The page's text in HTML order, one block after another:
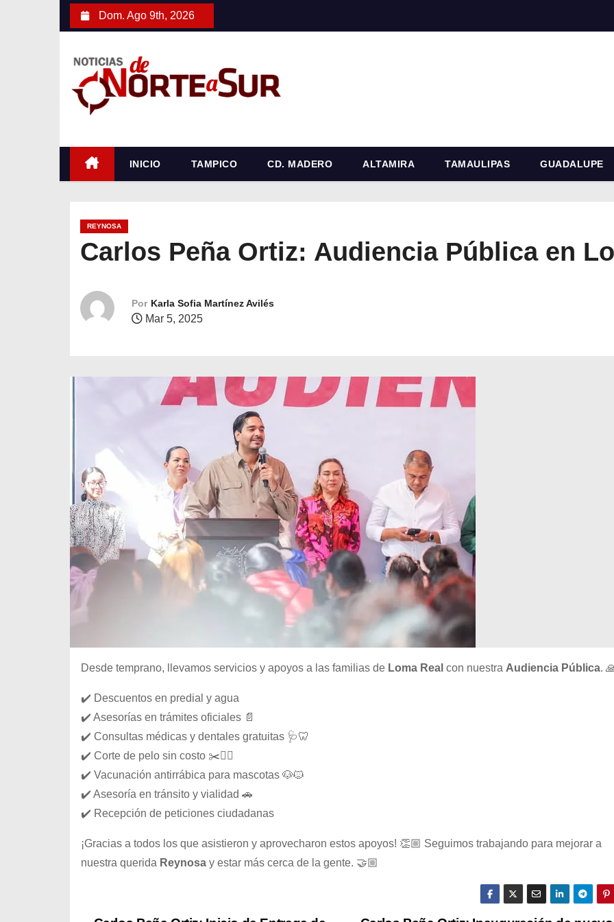
o
Dom. Ago 9th, 2026
INICIO TAMPICO CD. MADERO ALTAMIRA TAMAULIPAS GUADALUPE
REYNOSA
Carlos Peña Ortiz: Audiencia Pública en
Por Karla Sofia Martínez Avilés
Mar 5, 2025
Desde temprano, llevamos servicios y apoyos a las familias de Loma Real con nuestra Audiencia Pública.
✔️ Descuentos en predial y agua
✔️ Asesorías en trámites oficiales 📄
✔️ Consultas médicas y dentales gratuitas 🩺🦷
✔️ Corte de pelo sin costo ✂️💇‍♂️
✔️ Vacunación antirrábica para mascotas 🐶🐱
✔️ Asesoría en tránsito y vialidad 🚗
✔️ Recepción de peticiones ciudadanas
¡Gracias a todos los que asistieron y aprovecharon estos apoyos! 👏🏼 Seguimos trabajando para mejorar a
nuestra querida Reynosa y estar más cerca de la gente. 🤝🏼